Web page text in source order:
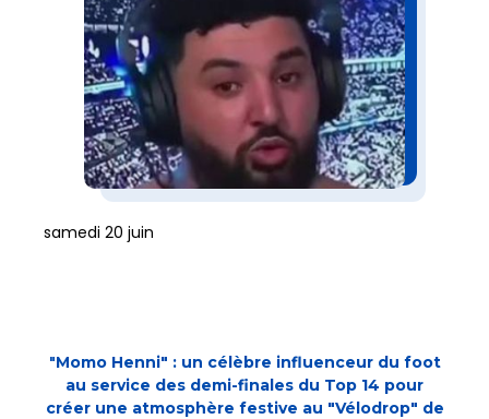
samedi 20 juin
"Momo Henni" : un célèbre influenceur du foot
au service des demi-finales du Top 14 pour
créer une atmosphère festive au "Vélodrop" de